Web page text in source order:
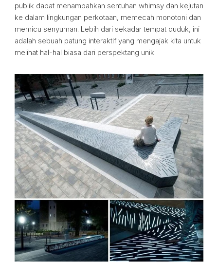
publik dapat menambahkan sentuhan whimsy dan kejutan
ke dalam lingkungan perkotaan, memecah monotoni dan
memicu senyuman. Lebih dari sekadar tempat duduk, ini
adalah sebuah patung interaktif yang mengajak kita untuk
melihat hal-hal biasa dari perspektang unik.